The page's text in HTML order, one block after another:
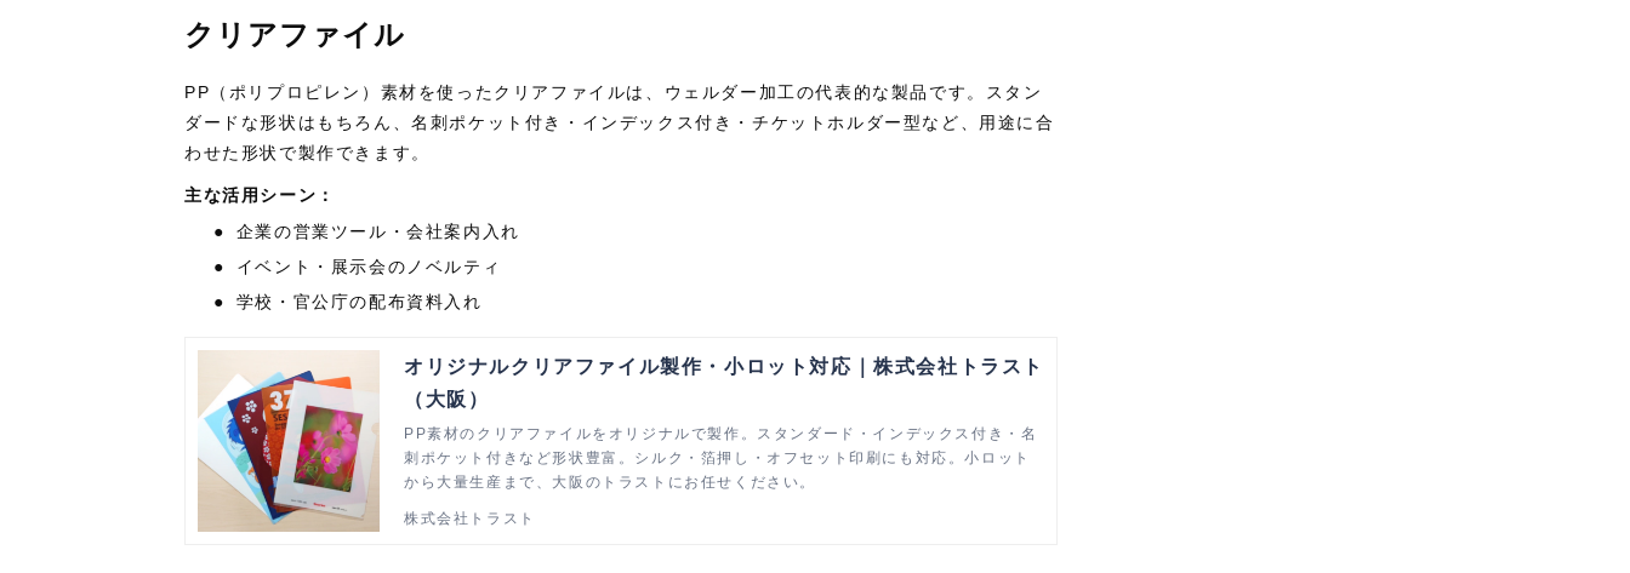
クリアファイル
PP （ポリプロピレン）素材を使ったクリアファイルは、ウェルダー加工の代表的な製品です。スタン
ダードな形状はもちろん、名刺ポケット付き・インデックス付き・チケットホルダー型など、用途に合
わせた形状で製作できます。
主な活用シーン：
●
企業の営業ツール・会社案内入れ
●
イベント・展示会のノベルティ
●
学校・官公庁の配布資料入れ
オリジナルクリアファイル製作・小ロット対応｜株式会社トラスト
（大阪）
PP素材のクリアファイルをオリジナルで製作。スタンダード・インデックス付き・名
刺ポケット付きなど形状豊富。シルク・箔押し・オフセット印刷にも対応。小ロット
から大量生産まで、大阪のトラストにお任せください。
株式会社トラスト